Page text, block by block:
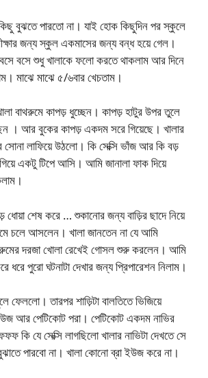
কিছু বুঝতে পারতো না। যাই হোক কিছুদিন পর স্কুলে
জন্য স্কুল একমাসের জন্য বন্ধ হয়ে গেল।
বসে বসে শুধু খালাকে ফলো করতে থাকলাম আর দিনে
মাঝে মাঝে ৫/৬বার খেচতাম।
বাথরুমে কাপড় ধুচ্ছেন। কাপড় হাটুর উপর তুলে
। আর বুকের কাপড় একদম সরে গিয়েছে। খালার
সোনা লাফিয়ে উঠলো। কি সেক্সি ভাঁজ আর কি বড়
একটু টিপে আসি। আমি জানালা ফাক দিয়ে
ধোয়া শেষ করে … শুকানোর জন্য বাড়ির ছাদে নিয়ে
চলে আসলেন। খালা জানতেন না যে আমি
দরজা খোলা রেখেই গোসল শুরু করলেন। আমি
পুরো ঘটনাটা দেখার জন্য প্রিপারেশন নিলাম।
ফেললো। তারপর শাড়িটা বালতিতে ভিজিয়ে
আর পেটিকোট পরা। পেটিকোট একদম নাভির
কি যে সেক্সি লাগছিলো খালার নাভিটা দেখতে সে
পারবো না। খালা কোনো ব্রা ইউজ করে না।